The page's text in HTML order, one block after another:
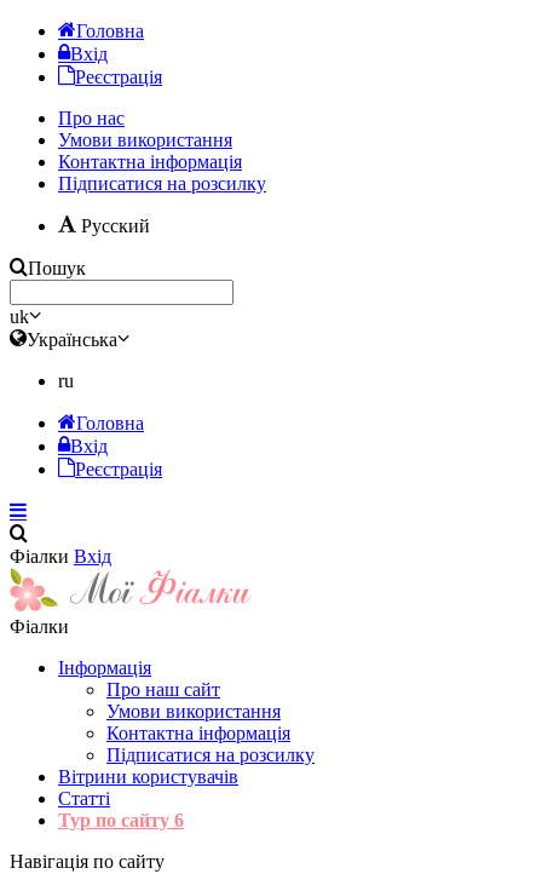
Головна
Вхід
Реєстрація
Про нас
Умови використання
Контактна інформація
Підписатися на розсилку
Русский
Пошук
uk
Українська
ru
Головна
Вхід
Реєстрація
Фіалки Вхід
Фіалки
Інформація
Про наш сайт
Умови використання
Контактна інформація
Підписатися на розсилку
Вітрини користувачів
Статті
Тур по сайту 6
Навігація по сайту